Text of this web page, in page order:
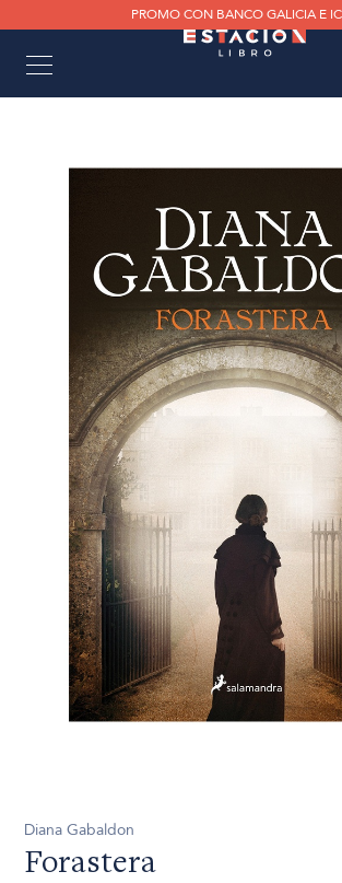
PROMO CON BANCO GALICIA E
Diana Gabaldon
Forastera